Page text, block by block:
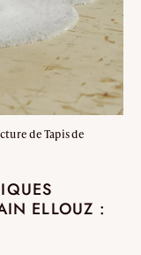
de Tapis de
ELLOUZ :